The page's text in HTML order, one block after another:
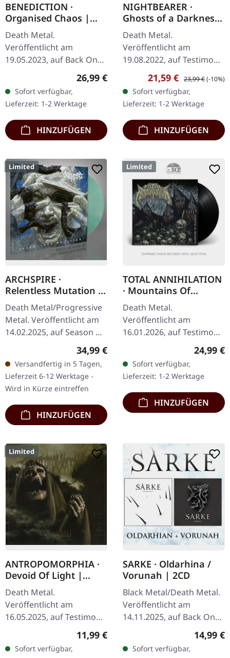
BENEDICTION ·
Organised Chaos |
BLUE/WHITE 2LP
Death Metal.
Veröffentlicht am
19.05.2023, auf Back On
Black. Hellblaues Doppel-
Splattern. Benedictions
'Organised Chaos' ist
ein…
Regulärer Preis:
26,99 €
Sofort verfügbar,
Lieferzeit: 1-2 Werktage
HINZUFÜGEN
NIGHTBEARER ·
Ghosts of a Darkness
to Come |
CLEAR/WHITE LP
Death Metal.
Veröffentlicht am
19.08.2022, auf Testimony
Records. Transparent
weißes Vinyl. 'Ghosts of a
Darkness to Come' von
Nightbearer bietet…
Verkaufspreis:
21,59 € Regulärer Preis:
23,99 €(-10%)
Sofort verfügbar,
Lieferzeit: 1-2 Werktage
HINZUFÜGEN
Limited
ARCHSPIRE ·
Relentless Mutation |
CRYSTAL
CLEAR/GREEN
MARBLED LP
Death Metal/Progressive
Metal. Veröffentlicht am
14.02.2025, auf Season Of
marmoriertes Vinyl im
Gatefold-Cover. Limitiert
auf 200…
Regulärer Preis:
34,99 €
Versandfertig in 5 Tagen,
Lieferzeit 6-12 Werktage -
Wird in Kürze eintreffen
HINZUFÜGEN
Limited
TOTAL ANNIHILATION
· Mountains Of
Madness | BLACK LP
Death Metal.
Veröffentlicht am
16.01.2026, auf Testimony
Records. Grün/Gelb
marmoriertes Vinyl im
Gatefold-Cover mit 2-
seitigem Insert. Limitiert
auf…
24,99 €
Sofort verfügbar,
Lieferzeit: 1-2 Werktage
HINZUFÜGEN
Limited
ANTROPOMORPHIA ·
Devoid Of Light |
DIGIPAK CD
Death Metal.
Veröffentlicht am
16.05.2025, auf Testimony
Records. Digipak-CD mit
16-seitigem Booklet.
Limitiert auf 500
Regulärer Preis:
11,99 €
Sofort verfügbar,
SARKE · Oldarhina /
Vorunah | 2CD
Black Metal/Death Metal.
Veröffentlicht am
14.11.2025, auf Back On
Black. Doppel-CD Set.
Enthält das von der Kritik
gefeierte Debütalbum
14,99 €
Sofort verfügbar,